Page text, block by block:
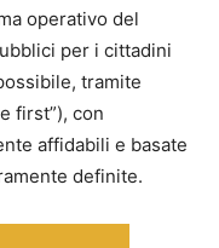
operativo del
per i cittadini
tramite
first”), con
affidabili e basate
definite.